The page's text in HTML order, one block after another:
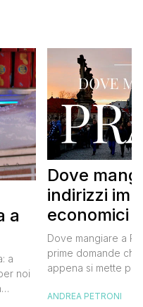
a
a
noi
Dove
indirizzi
economici
Dove mangiare a
prime domande
appena si mette
Valentina siamo
ANDREA PETRONI